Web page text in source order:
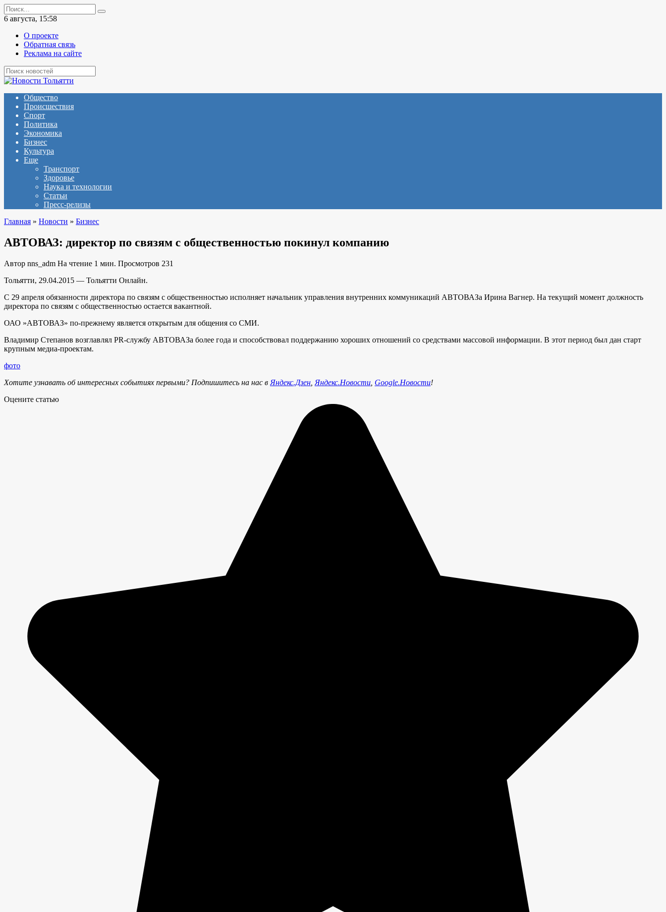
Перейти
к
содержанию
Search
for:
6 августа, 15:58
О проекте
Обратная связь
Реклама на сайте
Общество
Происшествия
Спорт
Политика
Экономика
Бизнес
Культура
Еще
Транспорт
Здоровье
Наука и технологии
Статьи
Пресс-релизы
Главная » Новости » Бизнес
АВТОВАЗ: директор по связям с общественностью покинул компанию
Автор nns_adm На чтение 1 мин. Просмотров 231
Тольятти, 29.04.2015 — Тольятти Онлайн.
С 29 апреля обязанности директора по связям с общественностью исполняет начальник управления внутренних коммуникаций АВТОВАЗа Ирина Вагнер. На текущий момент должность
директора по связям с общественностью остается вакантной.
ОАО »АВТОВАЗ» по-прежнему является открытым для общения со СМИ.
Владимир Степанов возглавлял PR-службу АВТОВАЗа более года и способствовал поддержанию хороших отношений со средствами массовой информации. В этот период был дан старт
крупным медиа-проектам.
фото
Хотите узнавать об интересных событиях первыми? Подпишитесь на нас в Яндекс.Дзен Яндекс.Новости Google.Новости!
Оцените статью